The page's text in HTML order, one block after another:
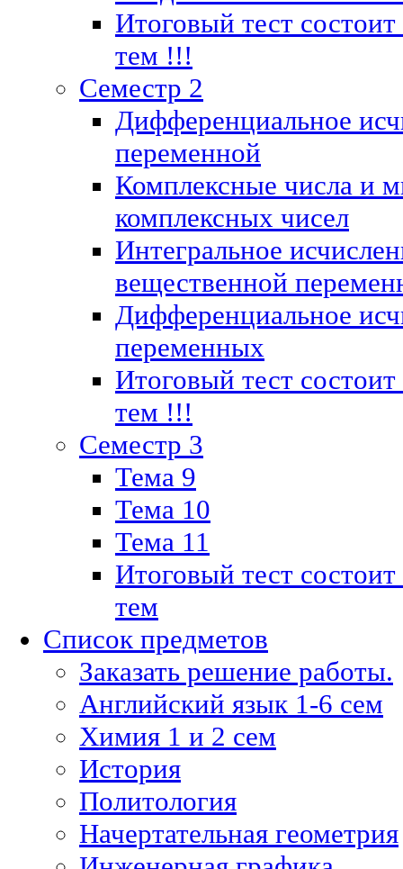
Итоговый тест
тем !!!
Семестр 2
Дифференциальное
переменной
Комплексные числа и
комплексных чисел
Интегральное
вещественной
Дифференциальное
переменных
Итоговый тест
тем !!!
Семестр 3
Тема 9
Тема 10
Тема 11
Итоговый тест
тем
Список предметов
Заказать решение работы.
Английский язык 1-6 сем
Химия 1 и 2 сем
История
Политология
Начертательная геометрия